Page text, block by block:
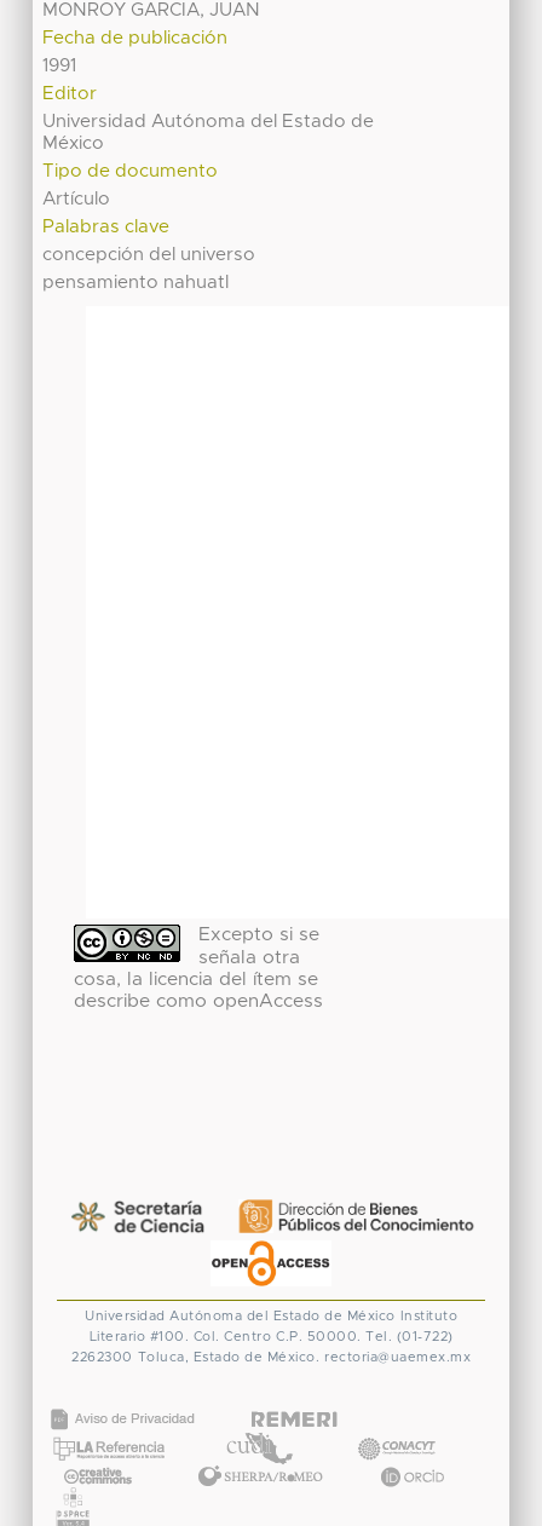
MONROY GARCIA, JUAN
Fecha de publicación
1991
Editor
Universidad Autónoma del Estado de
México
Tipo de documento
Artículo
Palabras clave
concepción del universo
pensamiento nahuatl
Excepto si se
señala otra
cosa, la licencia del ítem se
describe como openAccess
Universidad Autónoma del Estado de México
Instituto
Literario #100. Col. Centro C.P. 50000. Tel. (01-722)
2262300 Toluca, Estado de México. rectoria@uaemex.mx